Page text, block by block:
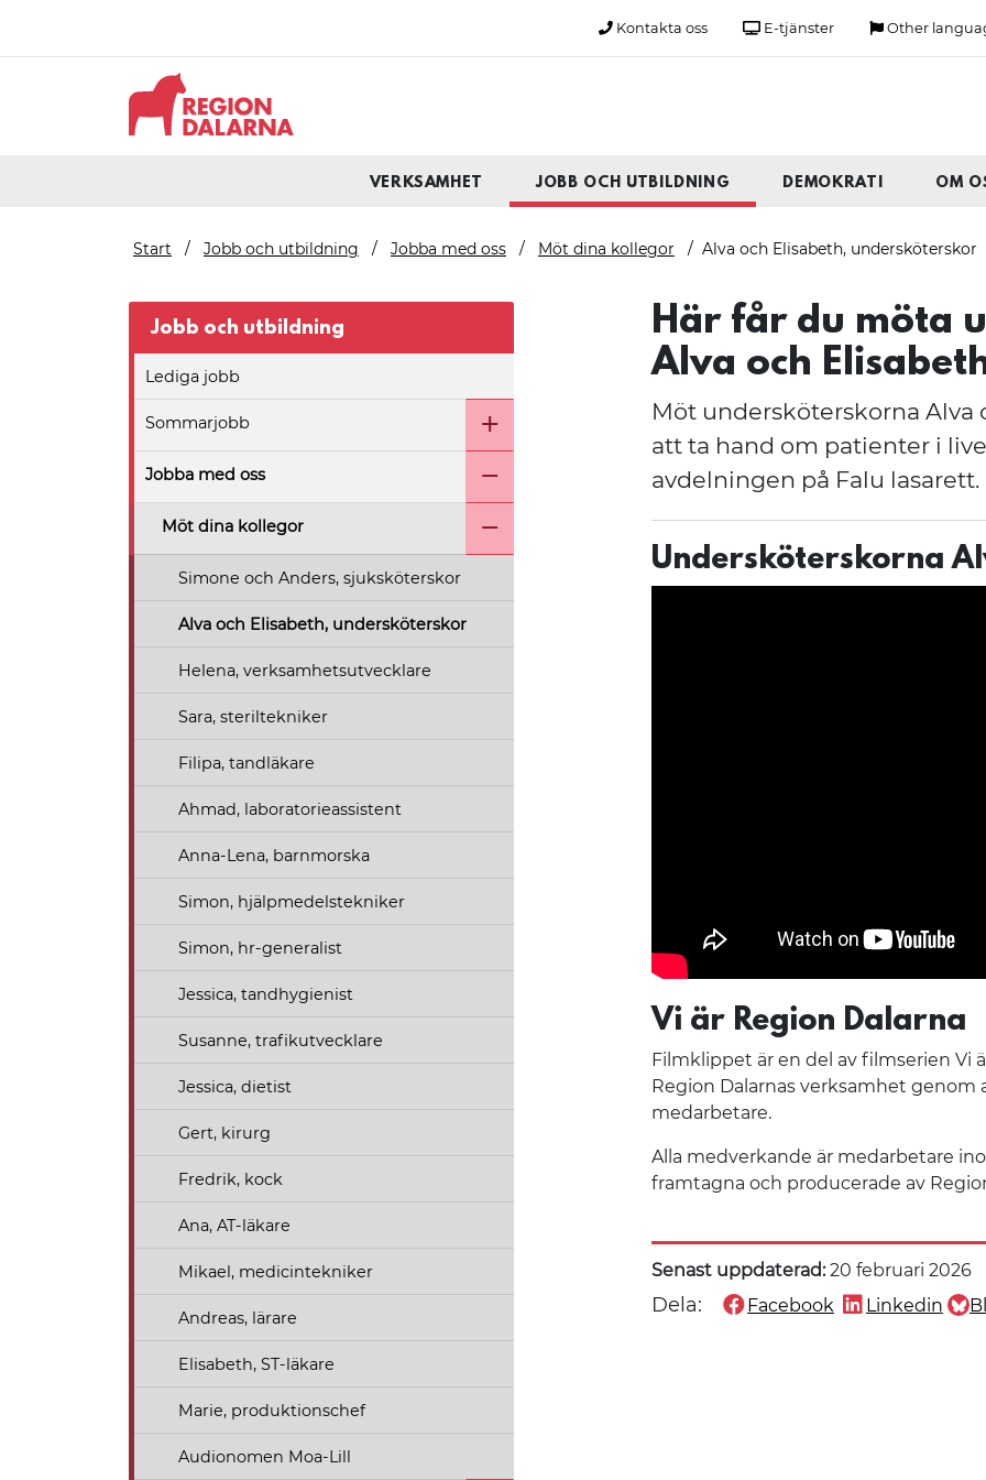
Kontakta oss E-tjänster Other
VERKSAMHET JOBB OCH UTBILDNING DEMOKRATI OM
Start Jobb och utbildning Jobba med oss Möt dina kollegor Alva och Elisabeth, undersköterskor
Jobb och utbildning
Lediga jobb
Sommarjobb
Öppna undermeny för Sommarjobb
Jobba med oss
Stäng undermeny för Jobba med oss
Möt dina kollegor
Stäng undermeny för Möt dina kollegor
Simone och Anders, sjuksköterskor
Alva och Elisabeth, undersköterskor
Helena, verksamhetsutvecklare
Sara, steriltekniker
Filipa, tandläkare
Ahmad, laboratorieassistent
Anna-Lena, barnmorska
Simon, hjälpmedelstekniker
Simon, hr-generalist
Jessica, tandhygienist
Susanne, trafikutvecklare
Jessica, dietist
Gert, kirurg
Fredrik, kock
Ana, AT-läkare
Mikael, medicintekniker
Andreas, lärare
Elisabeth, ST-läkare
Marie, produktionschef
Audionomen Moa-Lill
Här får du möta
Alva och
Möt undersköterskorna Alva
att ta hand om patienter i
avdelningen på Falu lasarett.
Undersköterskorna
Vi är Region Dalarna
Filmklippet är en del av filmserien Vi
Region Dalarnas verksamhet genom
medarbetare.
Alla medverkande är medarbetare
framtagna och producerade av
Senast uppdaterad:20 februari 2026
Dela: Dela denna sida på
Facebook
Dela denna sida
Linkedin